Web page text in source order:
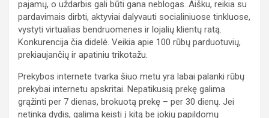
pajamų, o uždarbis gali būti gana neblogas. Aišku, reikia su
pardavimais dirbti, aktyviai dalyvauti socialiniuose tinkluose,
vystyti virtualias bendruomenes ir lojalių klientų ratą.
Konkurencija čia didelė. Veikia apie 100 rūbų parduotuvių,
prekiaujančių ir apatiniu trikotažu.
Prekybos internete tvarka šiuo metu yra labai palanki rūbų
prekybai internetu apskritai. Nepatikusią prekę galima
grąžinti per 7 dienas, brokuotą prekę – per 30 dienų. Jei
netinka dydis, galima keisti į kitą be jokių papildomų